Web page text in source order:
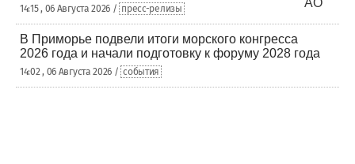
14:15 , 06 Августа 2026 / пресс-релизы
В Приморье подвели итоги морского конгресса
2026 года и начали подготовку к форуму 2028 года
14:02 , 06 Августа 2026 / события